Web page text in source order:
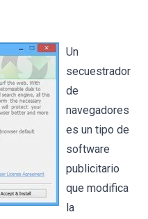
Un
secuestrador
de
navegadores
es un tipo de
software
publicitario
que modifica
la